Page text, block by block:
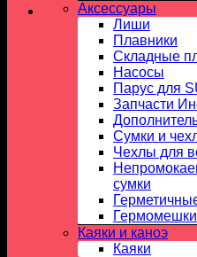
Аксессуары
Лиши
Плавники
Складные
Насосы
Парус для
Запчасти
Сумки и
Чехлы для
сумки
Гермомешки
Каяки и каноэ
Каяки